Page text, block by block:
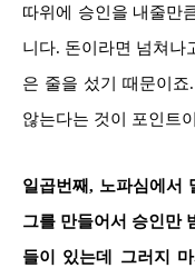
따위에 승인을 내줄만
니다. 돈이라면 넘쳐나
은 줄을 섰기 때문이
않는다는 것이 포인트
일곱번째, 노파심에서
그를 만들어서 승인만
들이 있는데 그러지